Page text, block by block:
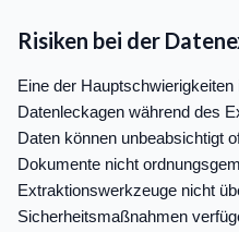
Risiken bei der
Eine der
Datenleckagen während des
Daten können unbeabsichtigt
Dokumente nicht
Extraktionswerkzeuge nicht
Sicherheitsmaßnahmen